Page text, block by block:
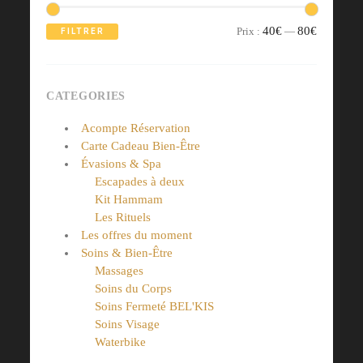
Prix
Prix
FILTRER Prix : 40€ — 80€
CATEGORIES
Acompte Réservation
Carte Cadeau Bien-Être
Évasions & Spa
Escapades à deux
Kit Hammam
Les Rituels
Les offres du moment
Soins & Bien-Être
Massages
Soins du Corps
Soins Fermeté BEL'KIS
Soins Visage
Waterbike